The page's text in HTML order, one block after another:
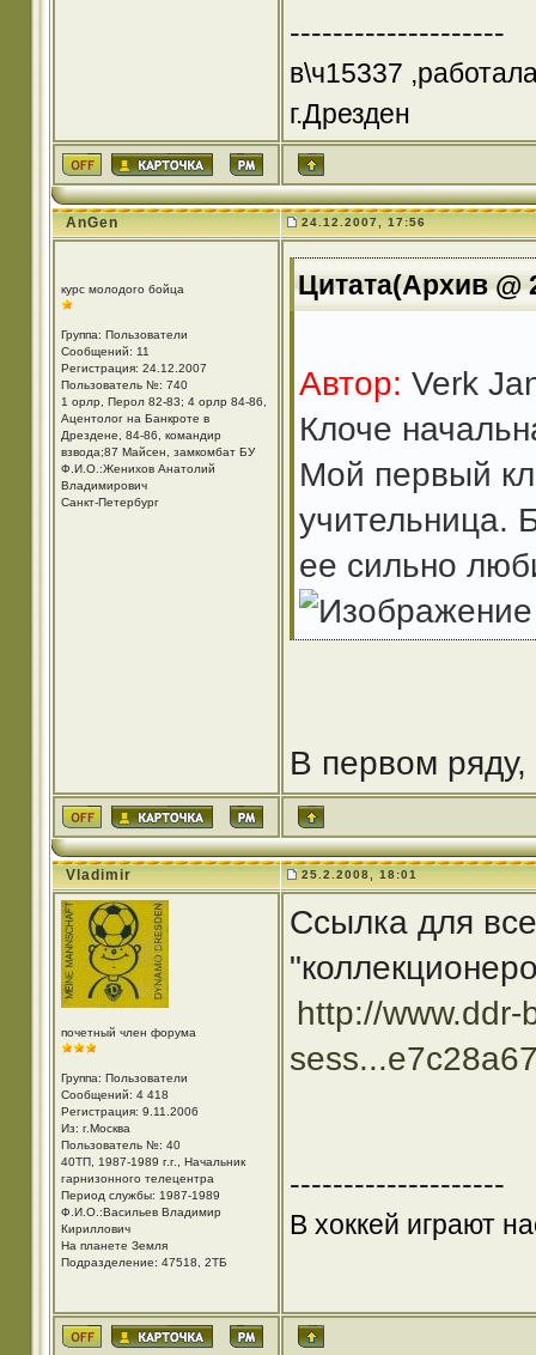
--------------------
в\ч15337
г.Дрезден
AnGen 24.12.2007, 17:56
курс молодого бойца
Группа: Пользователи
Сообщений: 11
Регистрация: 24.12.2007
Пользователь №: 740
1 орлр, Перол 82-83; 4 орлр 84-86,
Ацентолог на Банкроте в
Дрездене, 84-86, командир
взвода;87 Майсен, замкомбат БУ
Ф.И.О.:Женихов Анатолий
Владимирович
Санкт-Петербург
Цитата(Архив @
Автор: Verk
Клоче
Мой первый
учительница.
ее сильно
В первом
Vladimir 25.2.2008, 18:01
почетный член форума
Группа: Пользователи
Сообщений: 4 418
Регистрация: 9.11.2006
Из: г.Москва
Пользователь №: 40
40ТП, 1987-1989 г.г., Начальник
гарнизонного телецентра
Период службы: 1987-1989
Ф.И.О.:Васильев Владимир
Кириллович
На планете Земля
Подразделение: 47518, 2ТБ
Ссылка для
http://
--------------------
В хоккей играют